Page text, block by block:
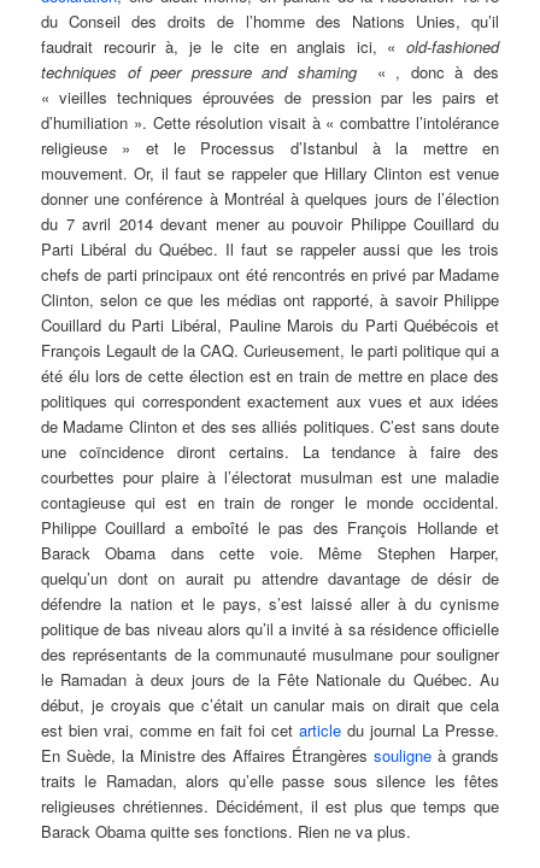
du Conseil des droits de l’homme des Nations Unies, qu’il
faudrait recourir à, je le cite en anglais ici, « old-fashioned
techniques of peer pressure and shaming « , donc à des
« vieilles techniques éprouvées de pression par les pairs et
d’humiliation ». Cette résolution visait à « combattre l’intolérance
religieuse » et le Processus d’Istanbul à la mettre en
mouvement. Or, il faut se rappeler que Hillary Clinton est venue
donner une conférence à Montréal à quelques jours de l’élection
du 7 avril 2014 devant mener au pouvoir Philippe Couillard du
Parti Libéral du Québec. Il faut se rappeler aussi que les trois
chefs de parti principaux ont été rencontrés en privé par Madame
Clinton, selon ce que les médias ont rapporté, à savoir Philippe
Couillard du Parti Libéral, Pauline Marois du Parti Québécois et
François Legault de la CAQ. Curieusement, le parti politique qui a
été élu lors de cette élection est en train de mettre en place des
politiques qui correspondent exactement aux vues et aux idées
de Madame Clinton et des ses alliés politiques. C’est sans doute
une coïncidence diront certains. La tendance à faire des
courbettes pour plaire à l’électorat musulman est une maladie
contagieuse qui est en train de ronger le monde occidental.
Philippe Couillard a emboîté le pas des François Hollande et
Barack Obama dans cette voie. Même Stephen Harper,
quelqu’un dont on aurait pu attendre davantage de désir de
défendre la nation et le pays, s’est laissé aller à du cynisme
politique de bas niveau alors qu’il a invité à sa résidence officielle
des représentants de la communauté musulmane pour souligner
le Ramadan à deux jours de la Fête Nationale du Québec. Au
début, je croyais que c’était un canular mais on dirait que cela
est bien vrai, comme en fait foi cet articledu journal La Presse.
En Suède, la Ministre des Affaires Étrangères souligneà grands
traits le Ramadan, alors qu’elle passe sous silence les fêtes
religieuses chrétiennes. Décidément, il est plus que temps que
Barack Obama quitte ses fonctions. Rien ne va plus.